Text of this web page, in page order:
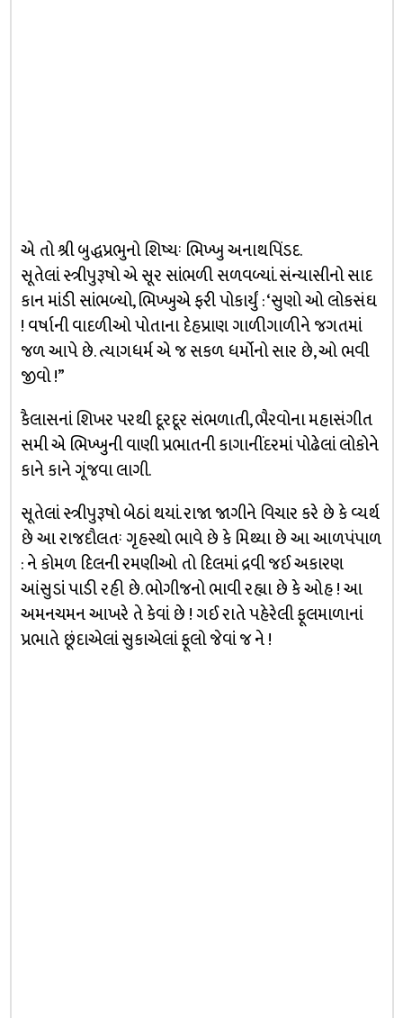
એ તો શ્રી બુદ્ધપ્રભુનો શિષ્યઃ ભિખ્ખુ અનાથપિંડદ.
સૂતેલાં સ્ત્રીપુરૂષો એ સૂર સાંભળી સળવળ્યાં. સંન્યાસીનો સાદ
કાન માંડી સાંભળ્યો, ભિખ્ખુએ ફરી પોકાર્યું : ‘સુણો ઓ લોકસંઘ
! વર્ષાની વાદળીઓ પોતાના દેહપ્રાણ ગાળીગાળીને જગતમાં
જળ આપે છે. ત્યાગધર્મ એ જ સકળ ધર્મોનો સાર છે, ઓ ભવી
જીવો !”
કૈલાસનાં શિખર પરથી દૂરદૂર સંભળાતી, ભૈરવોના મહાસંગીત
સમી એ ભિખ્ખુની વાણી પ્રભાતની કાગાનીંદરમાં પોઢેલાં લોકોને
કાને કાને ગૂંજવા લાગી.
સૂતેલાં સ્ત્રીપુરૂષો બેઠાં થયાં. રાજા જાગીને વિચાર કરે છે કે વ્યર્થ
છે આ રાજદૌલતઃ ગૃહસ્થો ભાવે છે કે મિથ્યા છે આ આળપંપાળ
: ને કોમળ દિલની રમણીઓ તો દિલમાં દ્રવી જઈ અકારણ
આંસુડાં પાડી રહી છે. ભોગીજનો ભાવી રહ્યા છે કે ઓહ ! આ
અમનચમન આખરે તે કેવાં છે ! ગઈ રાતે પહેરેલી ફૂલમાળાનાં
પ્રભાતે છૂંદાએલાં સુકાએલાં ફૂલો જેવાં જ ને !